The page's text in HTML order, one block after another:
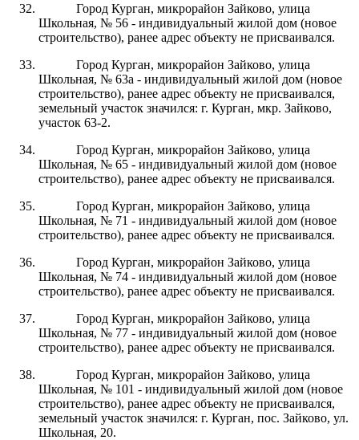
Город Курган, микрорайон Зайково, улица
Школьная, № 56 - индивидуальный жилой дом (новое
строительство), ранее адрес объекту не присваивался.
Город Курган, микрорайон Зайково, улица
Школьная, № 63а - индивидуальный жилой дом (новое
строительство), ранее адрес объекту не присваивался,
земельный участок значился: г. Курган, мкр. Зайково,
участок 63-2.
Город Курган, микрорайон Зайково, улица
Школьная, № 65 - индивидуальный жилой дом (новое
строительство), ранее адрес объекту не присваивался.
Город Курган, микрорайон Зайково, улица
Школьная, № 71 - индивидуальный жилой дом (новое
строительство), ранее адрес объекту не присваивался.
Город Курган, микрорайон Зайково, улица
Школьная, № 74 - индивидуальный жилой дом (новое
строительство), ранее адрес объекту не присваивался.
Город Курган, микрорайон Зайково, улица
Школьная, № 77 - индивидуальный жилой дом (новое
строительство), ранее адрес объекту не присваивался.
Город Курган, микрорайон Зайково, улица
Школьная, № 101 - индивидуальный жилой дом (новое
строительство), ранее адрес объекту не присваивался,
земельный участок значился: г. Курган, пос. Зайково, ул.
Школьная, 20.